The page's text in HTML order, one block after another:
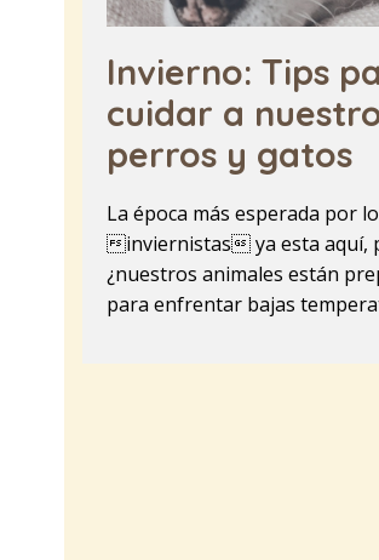
Invierno: Tips
cuidar a
perros y gatos
La época más esperada por
inviernistas ya esta aquí,
¿nuestros animales están
para enfrentar bajas